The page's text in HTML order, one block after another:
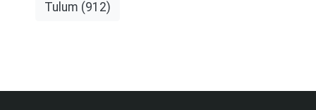
Tulum (912)